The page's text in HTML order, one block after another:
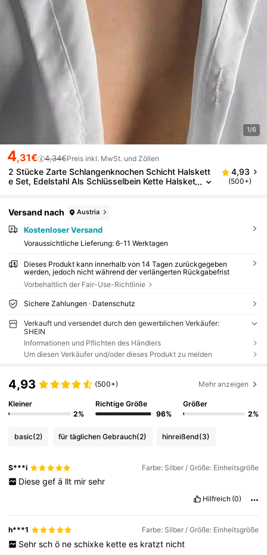
1/6
4,31€ 4,34€Preis inkl. MwSt. und Zöllen
2 Stücke Zarte Schlangenknochen Schicht Halskett
e Set, Edelstahl Als Schlüsselbein Kette Halsket
4,93
(500+)
Versand nach Austria
Kostenloser Versand
Voraussichtliche Lieferung: 6-11 Werktagen
Dieses Produkt kann innerhalb von 14 Tagen zurückgegeben
werden, jedoch nicht während der verlängerten Rückgabefrist
Vorbehaltlich der Fair-Use-Richtlinie
Sichere Zahlungen · Datenschutz
Verkauft und versendet durch den gewerblichen Verkäufer:
SHEIN
Informationen und Pflichten des Händlers
Um diesen Verkäufer und/oder dieses Produkt zu melden
4,93 (500+) Mehr anzeigen
Kleiner
2%
Richtige Größe
96%
Größer
2%
basic(2) für täglichen Gebrauch(2) hinreißend(3)
S***i Farbe: Silber / Größe: Einheitsgröße
Diese gef ä llt mir sehr
Hilfreich (0)
h***1 Farbe: Silber / Größe: Einheitsgröße
Sehr sch ö ne schixke kette es kratzt nicht